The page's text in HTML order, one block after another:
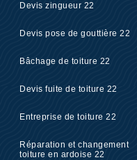
Devis zingueur 22
Devis pose de gouttière 22
Bâchage de toiture 22
Devis fuite de toiture 22
Entreprise de toiture 22
Réparation et changement
toiture en ardoise 22